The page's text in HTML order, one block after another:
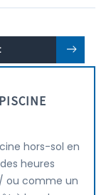
hors-sol en
heures
ou comme un